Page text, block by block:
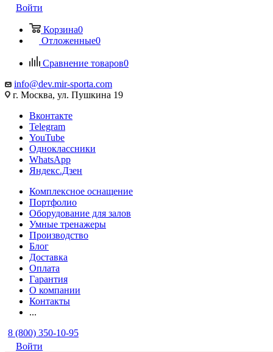
Войти
Корзина0
Отложенные0
Сравнение товаров0
info@dev.mir-sporta.com
г. Москва, ул. Пушкина 19
Вконтакте
Telegram
YouTube
Одноклассники
WhatsApp
Яндекс.Дзен
Комплексное оснащение
Портфолио
Оборудование для залов
Умные тренажеры
Производство
Блог
Доставка
Оплата
Гарантия
О компании
Контакты
...
8 (800) 350-10-95
Войти